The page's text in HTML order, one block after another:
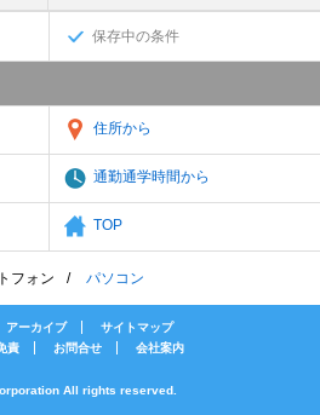
保存中の条件
住所から
通勤通学時間から
TOP
フォン パソコン
アーカイブ
サイトマップ
責 お問合せ 会社案内
All rights reserved.